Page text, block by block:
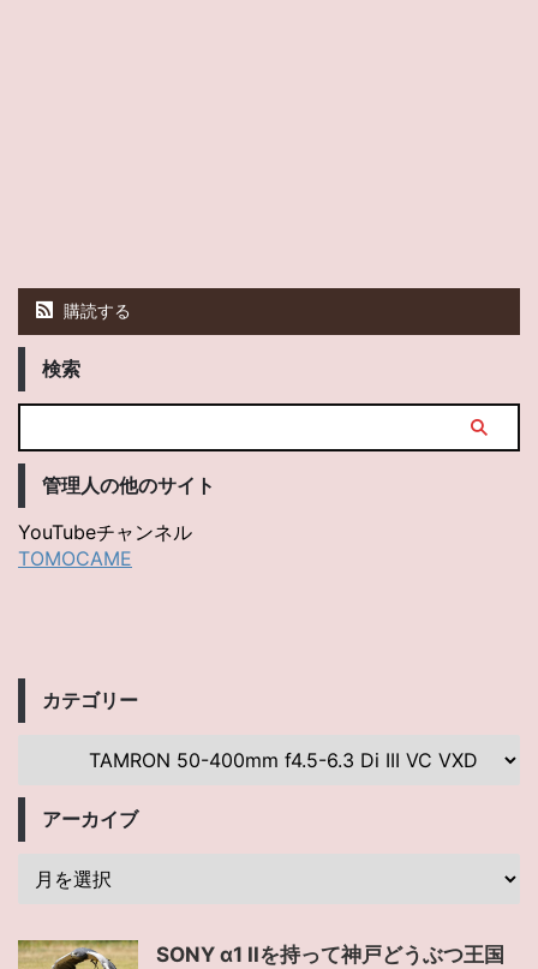
購読する
検索
管理人の他のサイト
YouTubeチャンネル
TOMOCAME
カテゴリー
アーカイブ
SONY α1 IIを持って神戸どうぶつ王国